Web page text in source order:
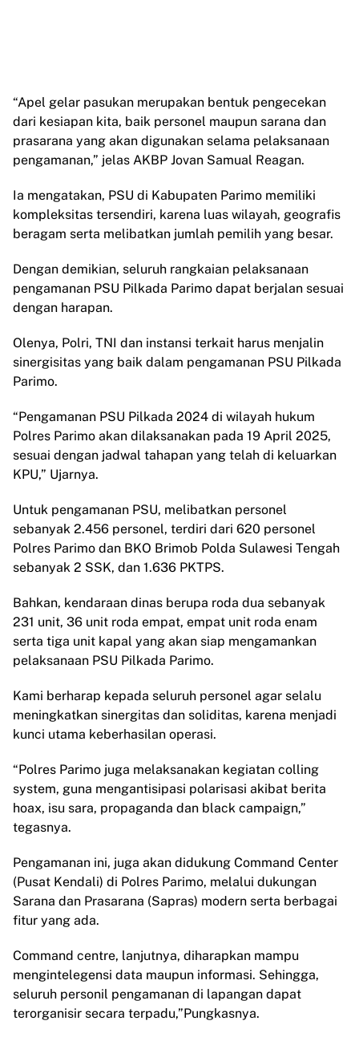
“Apel gelar pasukan merupakan bentuk pengecekan
dari kesiapan kita, baik personel maupun sarana dan
prasarana yang akan digunakan selama pelaksanaan
pengamanan,” jelas AKBP Jovan Samual Reagan.
Ia mengatakan, PSU di Kabupaten Parimo memiliki
kompleksitas tersendiri, karena luas wilayah, geografis
beragam serta melibatkan jumlah pemilih yang besar.
Dengan demikian, seluruh rangkaian pelaksanaan
pengamanan PSU Pilkada Parimo dapat berjalan sesuai
dengan harapan.
Olenya, Polri, TNI dan instansi terkait harus menjalin
sinergisitas yang baik dalam pengamanan PSU Pilkada
Parimo.
“Pengamanan PSU Pilkada 2024 di wilayah hukum
Polres Parimo akan dilaksanakan pada 19 April 2025,
sesuai dengan jadwal tahapan yang telah di keluarkan
KPU,” Ujarnya.
Untuk pengamanan PSU, melibatkan personel
sebanyak 2.456 personel, terdiri dari 620 personel
Polres Parimo dan BKO Brimob Polda Sulawesi Tengah
sebanyak 2 SSK, dan 1.636 PKTPS.
Bahkan, kendaraan dinas berupa roda dua sebanyak
231 unit, 36 unit roda empat, empat unit roda enam
serta tiga unit kapal yang akan siap mengamankan
pelaksanaan PSU Pilkada Parimo.
Kami berharap kepada seluruh personel agar selalu
meningkatkan sinergitas dan soliditas, karena menjadi
kunci utama keberhasilan operasi.
“Polres Parimo juga melaksanakan kegiatan colling
system, guna mengantisipasi polarisasi akibat berita
hoax, isu sara, propaganda dan black campaign,”
tegasnya.
Pengamanan ini, juga akan didukung Command Center
(Pusat Kendali) di Polres Parimo, melalui dukungan
Sarana dan Prasarana (Sapras) modern serta berbagai
fitur yang ada.
Command centre, lanjutnya, diharapkan mampu
mengintelegensi data maupun informasi. Sehingga,
seluruh personil pengamanan di lapangan dapat
terorganisir secara terpadu,”Pungkasnya.